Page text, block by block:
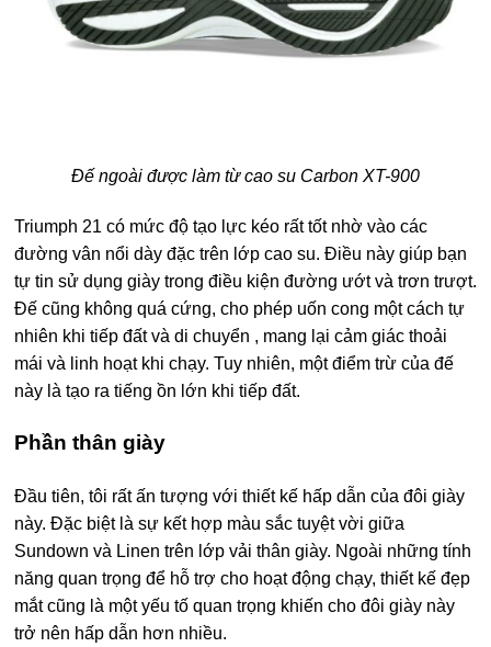
Đế ngoài được làm từ cao su Carbon XT-900
Triumph 21 có mức độ tạo lực kéo rất tốt nhờ vào các
đường vân nổi dày đặc trên lớp cao su. Điều này giúp bạn
tự tin sử dụng giày trong điều kiện đường ướt và trơn trượt.
Đế cũng không quá cứng, cho phép uốn cong một cách tự
nhiên khi tiếp đất và di chuyển , mang lại cảm giác thoải
mái và linh hoạt khi chạy. Tuy nhiên, một điểm trừ của đế
này là tạo ra tiếng ồn lớn khi tiếp đất.
Phần thân giày
Đầu tiên, tôi rất ấn tượng với thiết kế hấp dẫn của đôi giày
này. Đặc biệt là sự kết hợp màu sắc tuyệt vời giữa
Sundown và Linen trên lớp vải thân giày. Ngoài những tính
năng quan trọng để hỗ trợ cho hoạt động chạy, thiết kế đẹp
mắt cũng là một yếu tố quan trọng khiến cho đôi giày này
trở nên hấp dẫn hơn nhiều.